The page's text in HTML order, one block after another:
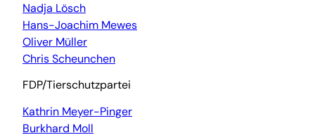
Nadja Lösch
Hans-Joachim Mewes
Oliver Müller
Chris Scheunchen
FDP/Tierschutzpartei
Kathrin Meyer-Pinger
Burkhard Moll